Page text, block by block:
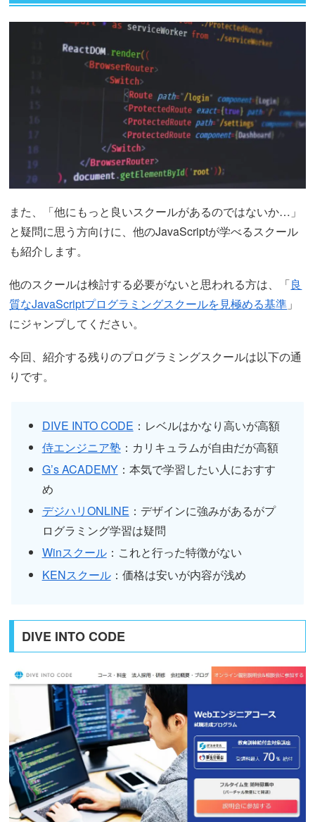
また、「他にもっと良いスクールがあるのではないか…」
と疑問に思う方向けに、他のJavaScriptが学べるスクール
も紹介します。
他のスクールは検討する必要がないと思われる方は、「良
質なJavaScriptプログラミングスクールを見極める基準 」
にジャンプしてください。
今回、紹介する残りのプログラミングスクールは以下の通
りです。
DIVE INTO CODE ：レベルはかなり高いが高額
侍エンジニア塾：カリキュラムが自由だが高額
G’s ACADEMY：本気で学習したい人におすす
め
デジハリONLINE ：デザインに強みがあるがプ
ログラミング学習は疑問
Winスクール：これと行った特徴がない
KENスクール：価格は安いが内容が浅め
DIVE INTO CODE